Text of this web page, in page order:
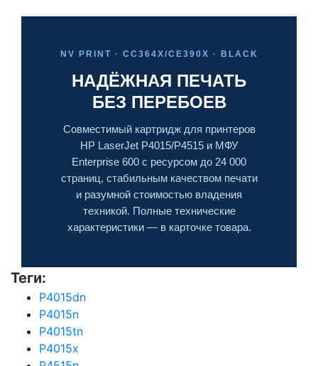
NV PRINT · CC364X/CE390X · BLACK
НАДЁЖНАЯ ПЕЧАТЬ
БЕЗ ПЕРЕБОЕВ
Совместимый картридж для принтеров
HP LaserJet P4015/P4515 и МФУ
Enterprise 600 с ресурсом до 24 000
страниц, стабильным качеством печати
и разумной стоимостью владения
техникой. Полные технические
характеристики — в карточке товара.
Теги:
P4015dn
P4015n
P4015tn
P4015x